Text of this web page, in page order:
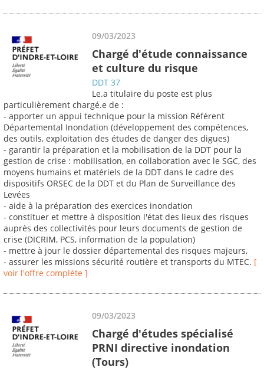
09/03/2023
Chargé d'étude connaissance
et culture du risque
DDT 37
Le.a titulaire du poste est plus
particulièrement chargé.e de :
- apporter un appui technique pour la mission Référent
Départemental Inondation (développement des compétences,
des outils, exploitation des études de danger des digues)
- garantir la préparation et la mobilisation de la DDT pour la
gestion de crise : mobilisation, en collaboration avec le SGC, des
moyens humains et matériels de la DDT dans le cadre des
dispositifs ORSEC de la DDT et du Plan de Surveillance des
Levées
- aide à la préparation des exercices inondation
- constituer et mettre à disposition l'état des lieux des risques
auprès des collectivités pour leurs documents de gestion de
crise (DICRIM, PCS, information de la population)
- mettre à jour le dossier départemental des risques majeurs,
- assurer les missions sécurité routière et transports du MTEC. [
voir l'offre complète ]
09/03/2023
Chargé d'études spécialisé
PRNI directive inondation
(Tours)